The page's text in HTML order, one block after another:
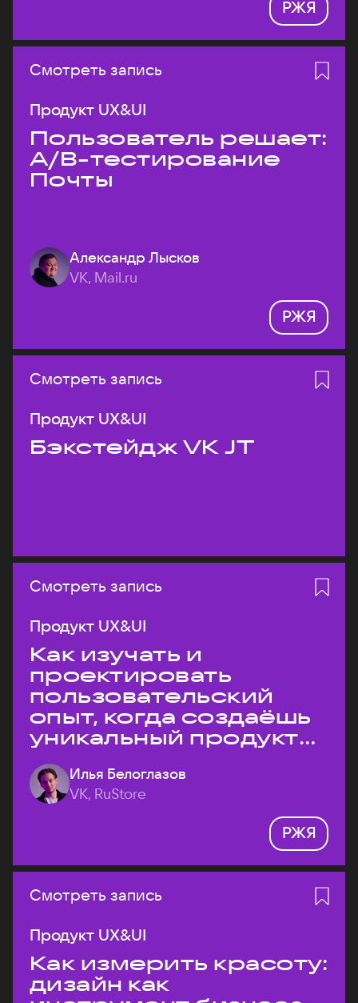
РЖЯ
Смотреть запись
Продукт UX&UI
Пользователь решает:
A/B-тестирование
Почты
Александр Лысков
VK, Mail.ru
РЖЯ
Смотреть запись
Продукт UX&UI
Бэкстейдж VK JT
Смотреть запись
Продукт UX&UI
Как изучать и
проектировать
пользовательский
опыт, когда создаёшь
уникальный продукт
на рынке?
Илья Белоглазов
VK, RuStore
РЖЯ
Смотреть запись
Продукт UX&UI
Как измерить красоту:
дизайн как